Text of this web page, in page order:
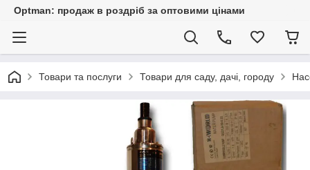
Optman: продаж в роздріб за оптовими цінами
Товари та послуги Товари для саду, дачі, городу